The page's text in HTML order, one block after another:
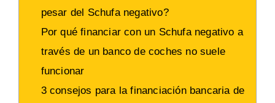
pesar del Schufa negativo?
Por qué financiar con un Schufa negativo a
través de un banco de coches no suele
funcionar
3 consejos para la financiación bancaria de